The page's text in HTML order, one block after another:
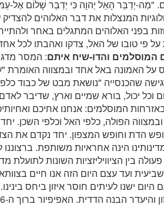
המנצלות את דבר האלוהים להצדיק
בפני האלוהים המתגלים באחר ולהתייחס
המוסלמים והדו-שיח איתם: המסר
האמונה באל אחד ובמצווה האומרת
שהכנסייה "נושאת מבט של כבוד
וכל יכול, בורא שמיים וארץ, שדיבר
המוסלמים: אנחנו אחיכם
הפולה, כלפי האל וכלפי השכן.
הדת וחופש המצפון. יחד נקדם את
הינה אחראיות משותפת.
בין הציוויליזציות השונות לתועלת
ועד עצם היום הזה אנו חיים בצוותא
ישנו לעיתים חוסר איזון ביחס